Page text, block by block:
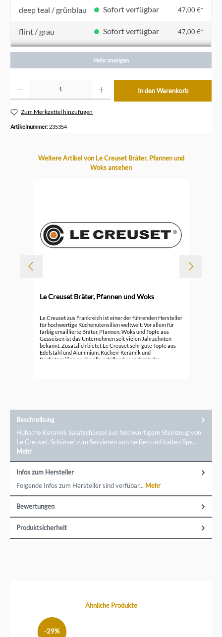
deep teal / grünblau Sofort verfügbar 47,00 €*
flint / grau Sofort verfügbar 47,00 €*
kirschrot Sofort verfügbar 47,00 €*
ofenrot / orange Sofort verfügbar
Mehr anzeigen
In den Warenkorb
Zum Merkzettel hinzufügen
Artikelnummer: 235354
Produktgalerie überspringen
Weitere Artikel von Le Creuset Bräter, Pfannen und
Woks ansehen
Le Creuset Bräter, Pfannen und Woks
Le Creuset aus Frankreich ist einer der führenden Hersteller
für hochwertige Küchenutensilien weltweit. Vor allem für
farbig emaillierte Bräter, Pfannen, Woks und Töpfe aus
Gusseisen ist das Unternehmen seit vielen Jahrzehnten
bekannt. Zusätzlich bietet Le Creuset sehr gute Töpfe aus
Edelstahl und Aluminium, Küchen-Keramik und
Kochutensilien an. Sie alle erfüllen besonders hohe
Beschreibung
Hübsche Keramik Salatschüssel aus hochwertigem Steinzeug von
Le Creuset. Schüssel zum Servieren von heißen und kalten Spe…
Mehr
Infos zum Hersteller
Folgende Infos zum Hersteller sind verfübar... Mehr
Bewertungen
Produktsicherheit
Produktgalerie überspringenÄhnliche Produkte
-29%